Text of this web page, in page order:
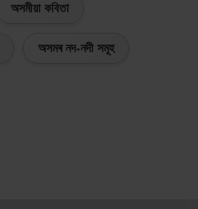
অসমীয়া কবিতা
অসমৰ নদ-নদী সমূহ